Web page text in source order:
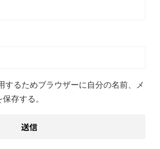
するためブラウザーに自分の名前、メ
存する。